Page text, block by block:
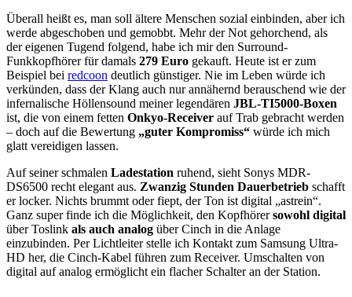
Überall heißt es, man soll ältere Menschen sozial einbinden, aber ich
werde abgeschoben und gemobbt. Mehr der Not gehorchend, als
der eigenen Tugend folgend, habe ich mir den Surround-
Funkkopfhörer für damals 279 Euro gekauft. Heute ist er zum
Beispiel bei redcoon deutlich günstiger. Nie im Leben würde ich
verkünden, dass der Klang auch nur annähernd berauschend wie der
infernalische Höllensound meiner legendären JBL-TI5000-Boxen
ist, die von einem fetten Onkyo-Receiver auf Trab gebracht werden
– doch auf die Bewertung „guter Kompromiss“ würde ich mich
glatt vereidigen lassen.
Auf seiner schmalen Ladestation ruhend, sieht Sonys MDR-
DS6500 recht elegant aus. Zwanzig Stunden Dauerbetrieb schafft
er locker. Nichts brummt oder fiept, der Ton ist digital „astrein“.
Ganz super finde ich die Möglichkeit, den Kopfhörersowohl digital
über Toslink als auch analog über Cinch in die Anlage
einzubinden. Per Lichtleiter stelle ich Kontakt zum Samsung Ultra-
HD her, die Cinch-Kabel führen zum Receiver. Umschalten von
digital auf analog ermöglicht ein flacher Schalter an der Station.